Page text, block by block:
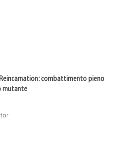
combattimento pieno
mutante